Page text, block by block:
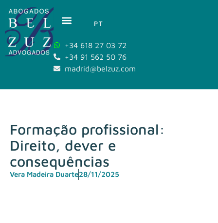
PT
+34 618 27 03 72
+34 91 562 50 76
madrid@belzuz.com
Formação profissional:
Direito, dever e
consequências
Vera Madeira Duarte28/11/2025